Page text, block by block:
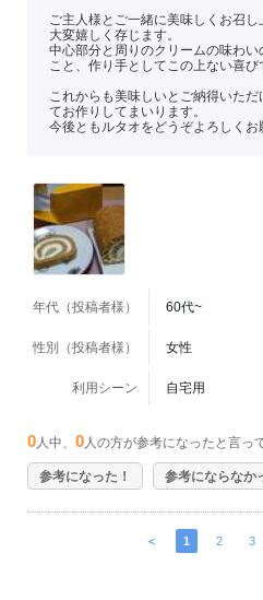
ご主人様とご一緒に美味しくお召し
大変嬉しく存じます。
中心部分と周りのクリームの味わ
こと、作り手としてこの上ない喜び
これからも美味しいとご納得いた
てお作りしてまいります。
今後ともルタオをどうぞよろしくお
年代（投稿者様） 60代~
性別（投稿者様） 女性
利用シーン 自宅用
0 人中、 0 人の方が参考になったと言っ
参考になった！ 参考にならなか
＜ 1 2 3